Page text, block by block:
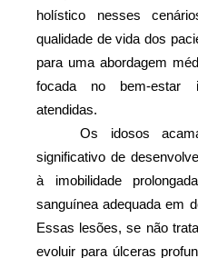
holístico nesses
qualidade de vida dos
para uma abordagem
focada no bem-estar
atendidas.
Os idosos
significativo de
à imobilidade
sanguínea adequada em
Essas lesões, se não
evoluir para úlceras